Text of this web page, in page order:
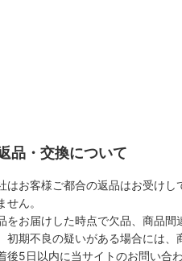
品・交換について
はお客様ご都合の返品はお受けし
せん。
をお届けした時点で欠品、商品間
初期不良の疑いがある場合には、
後5日以内に当サイトのお問い合